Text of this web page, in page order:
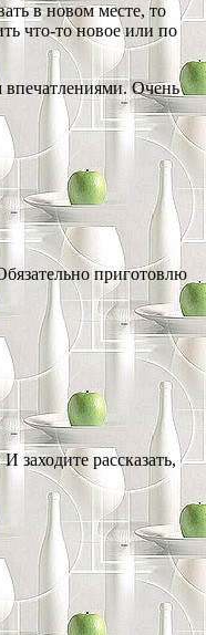
в новом месте, то
что-то новое или по
Очень
приготовлю
заходите рассказать,